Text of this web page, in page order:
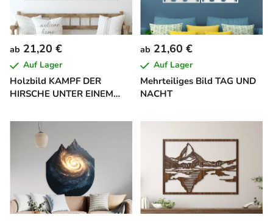
Holzbild KAMPF DER
HIRSCHE UNTER EINEM
ab 21,20 €
Auf Lager
Mehrteiliges Bild TAG UND
NACHT
ab 21,60 €
Auf Lager